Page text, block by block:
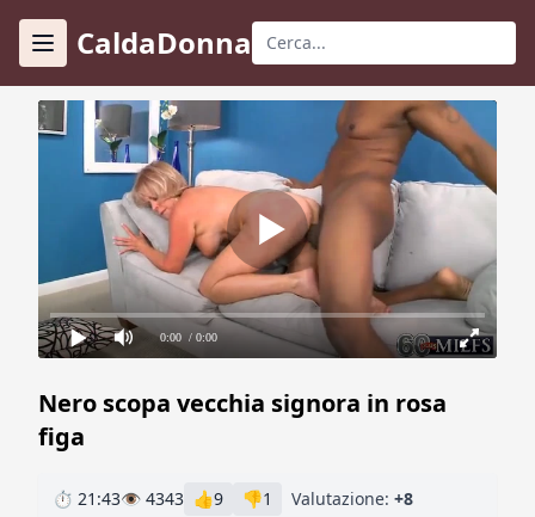
CaldaDonna
0:00 / 0:00
Nero scopa vecchia signora in rosa
figa
⏱ 21:43👁 4343 👍9 👎1 Valutazione: +8